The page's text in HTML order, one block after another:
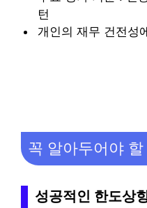
턴
개인의 재무 건전성
꼭 알아두어야
성공적인 한도상